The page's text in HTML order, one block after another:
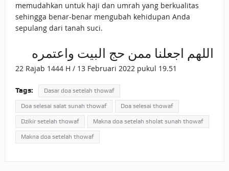
memudahkan untuk haji dan umrah yang berkualitas
sehingga benar-benar mengubah kehidupan Anda
sepulang dari tanah suci.
اللهم اجعلنا ممن حج البيت واعتمره
22 Rajab 1444 H / 13 Februari 2022 pukul 19.51
Tags: Dasar doa setelah thowaf
Doa selesai salat sunah thowaf Doa selesai thowaf
Dzikir setelah thowaf Makna doa setelah sholat sunah thowaf
Makna doa setelah thowaf